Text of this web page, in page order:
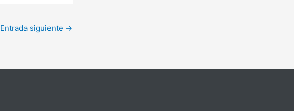
Entrada siguiente →